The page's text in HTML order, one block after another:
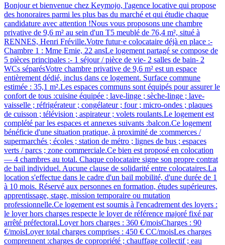
Bonjour et bienvenue chez Keymojo, l'agence locative qui propose
des honoraires parmi les plus bas du marché et qui étudie chaque
candidature avec attention !Nous vous proposons une chambre
privative de 9,6 m² au sein d'un T5 meublé de 76,4 m², situé à
RENNES, Henri Fréville.Votre futur·e colocataire déjà en place :-
Chambre 1 : Mme Emie, 22 ansLe logement partagé se compose de
5 pièces principales :- 1 séjour / pièce de vie- 2 salles de bain- 2
WCs séparésVotre chambre privative de 9,6 m² est un espace
entièrement dédié, inclus dans ce logement. Surface commune
estimée : 35,1 m².Les espaces communs sont équipés pour assurer le
confort de tous :cuisine équipée ; lave-linge ; sèche-linge ; lave-
vaisselle ; réfrigérateur ; congélateur ; four ; micro-ondes ; plaques
de cuisson ; télévision ; aspirateur ; volets roulants.Le logement est
complété par les espaces et annexes suivants :balcon.Ce logement
bénéficie d'une situation pratique, à proximité de :commerces /
supermarchés ; écoles ; station de métro ; lignes de bus ; espaces
verts / parcs ; zone commerciale.Ce bien est proposé en colocation
— 4 chambres au total. Chaque colocataire signe son propre contrat
de bail individuel. Aucune clause de solidarité entre colocataires.La
location s'effectue dans le cadre d'un bail mobilité, d'une durée de 1
à 10 mois. Réservé aux personnes en formation, études supérieures,
apprentissage, stage, mission temporaire ou mutation
professionnelle.Ce logement est soumis à l'encadrement des loyers :
le loyer hors charges respecte le loyer de référence majoré fixé par
arrêté préfectoral.Loyer hors charges : 360 €/moisCharges : 90
€/moisLoyer total charges comprises : 450 € CC/moisLes charges
comprennent :charges de copropriété ; chauffage collectif ; eau